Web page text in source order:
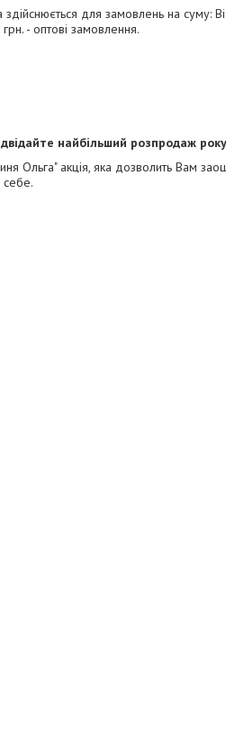
для замовлень на суму:
- оптові замовлення.
найбільший розпродаж року
Ольга" акція, яка дозволить Вам
себе.